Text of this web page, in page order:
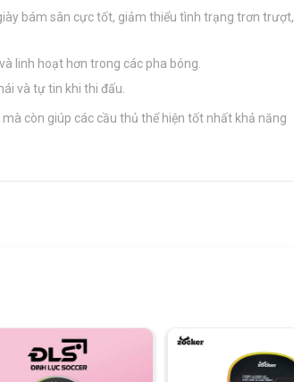
bám sân cực tốt, giảm thiểu tình trạng trơn trượt,
linh hoạt hơn trong các pha bóng.
và tự tin khi thi đấu.
còn giúp các cầu thủ thể hiện tốt nhất khả năng